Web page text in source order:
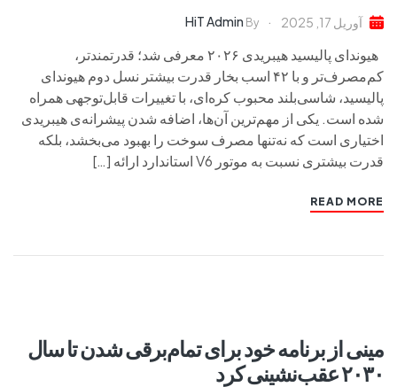
آوریل 17, 2025 By
HiT Admin
هیوندای پالیسید هیبریدی ۲۰۲۶ معرفی شد؛ قدرتمندتر،
کم‌مصرف‌تر و با ۴۲ اسب بخار قدرت بیشتر نسل دوم هیوندای
پالیسید، شاسی‌بلند محبوب کره‌ای، با تغییرات قابل‌توجهی همراه
شده است. یکی از مهم‌ترین آن‌ها، اضافه شدن پیشرانه‌ی هیبریدی
اختیاری است که نه‌تنها مصرف سوخت را بهبود می‌بخشد، بلکه
قدرت بیشتری نسبت به موتور V6 استاندارد ارائه […]
READ MORE
مینی از برنامه خود برای تمام‌برقی شدن تا سال
۲۰۳۰ عقب‌نشینی کرد